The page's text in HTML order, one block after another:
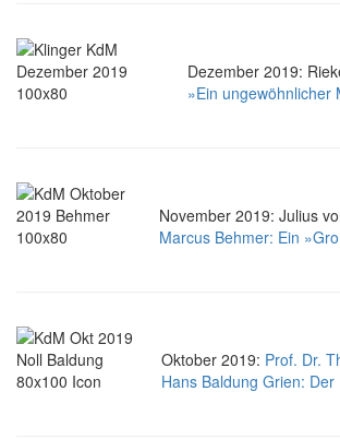
Dezember 2019:
»Ein ungewöhnlicher
November 2019: Julius
Marcus Behmer: Ein
Oktober 2019: Prof. Dr.
Hans Baldung Grien: